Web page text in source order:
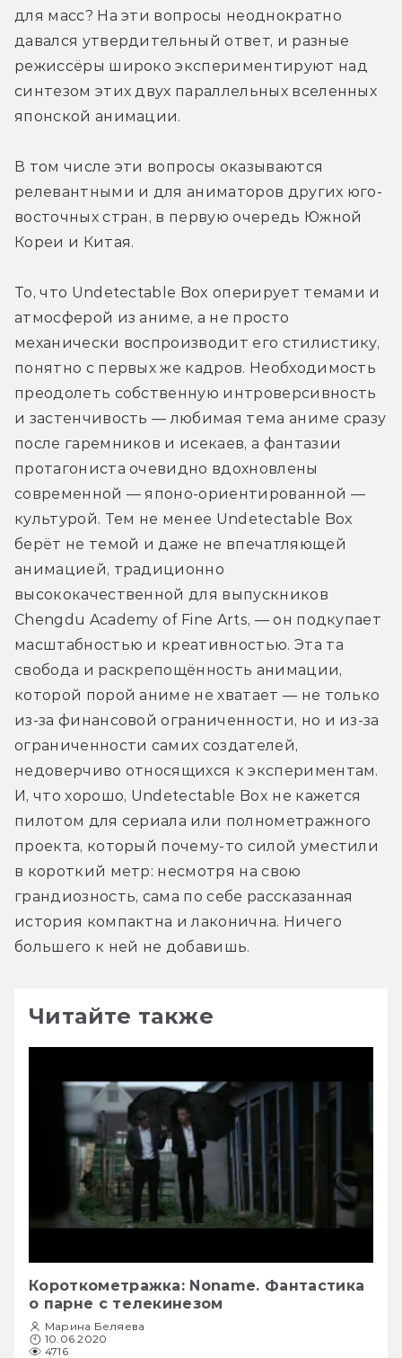
для масс? На эти вопросы неоднократно
давался утвердительный ответ, и разные
режиссёры широко экспериментируют над
синтезом этих двух параллельных вселенных
японской анимации.
В том числе эти вопросы оказываются
релевантными и для аниматоров других юго-
восточных стран, в первую очередь Южной
Кореи и Китая.
То, что Undetectable Box оперирует темами и
атмосферой из аниме, а не просто
механически воспроизводит его стилистику,
понятно с первых же кадров. Необходимость
преодолеть собственную интроверсивность
и застенчивость — любимая тема аниме сразу
после гаремников и исекаев, а фантазии
протагониста очевидно вдохновлены
современной — японо-ориентированной —
культурой. Тем не менее Undetectable Box
берёт не темой и даже не впечатляющей
анимацией, традиционно
высококачественной для выпускников
Chengdu Academy of Fine Arts, — он подкупает
масштабностью и креативностью. Эта та
свобода и раскрепощённость анимации,
которой порой аниме не хватает — не только
из-за финансовой ограниченности, но и из-за
ограниченности самих создателей,
недоверчиво относящихся к экспериментам.
И, что хорошо, Undetectable Box не кажется
пилотом для сериала или полнометражного
проекта, который почему-то силой уместили
в короткий метр: несмотря на свою
грандиозность, сама по себе рассказанная
история компактна и лаконична. Ничего
большего к ней не добавишь.
Читайте также
Короткометражка: Noname. Фантастика
о парне с телекинезом
Марина Беляева
10.06.2020
4716